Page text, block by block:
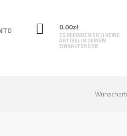
0.00zł
ES BEFINDEN SICH KEINE
ARTIKEL IN DEINEM
EINKAUFSKORB